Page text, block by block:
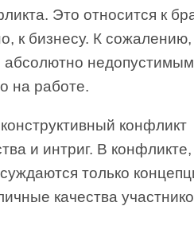
Это относится к
к бизнесу. К
абсолютно недопустимым
на работе.
конфликт
и интриг. В
только
качества